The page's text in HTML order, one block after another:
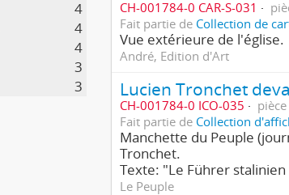
4
4
4
3
3
CH-001784-0 CAR-S-031
Fait partie de Collection de
Vue extérieure de l'église.
André, Edition d'Art
Lucien Tronchet
CH-001784-0 ICO-035 pièce
Fait partie de Collection
Manchette du Peuple
Tronchet.
Texte: "Le Führer
Le Peuple